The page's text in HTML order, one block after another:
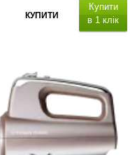
КУПИТИ
Купити
в 1 клік